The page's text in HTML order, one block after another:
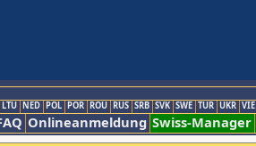
LTU NED POL POR ROU RUS SRB SVK SWE TUR UKR VIE
Onlineanmeldung Swiss-Manager